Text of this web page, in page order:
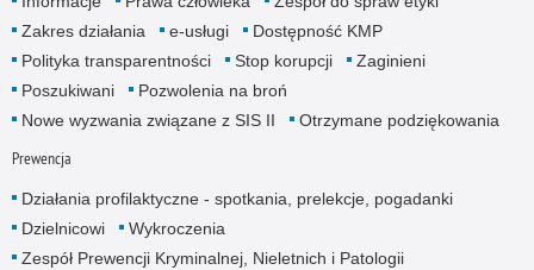
Zakres działania
e-usługi
Dostępność KMP
Polityka transparentności
Stop korupcji
Zaginieni
Poszukiwani
Pozwolenia na broń
Nowe wyzwania związane z SIS II
Otrzymane podziękowania
Prewencja
Działania profilaktyczne - spotkania, prelekcje, pogadanki
Dzielnicowi
Wykroczenia
Zespół Prewencji Kryminalnej, Nieletnich i Patologii